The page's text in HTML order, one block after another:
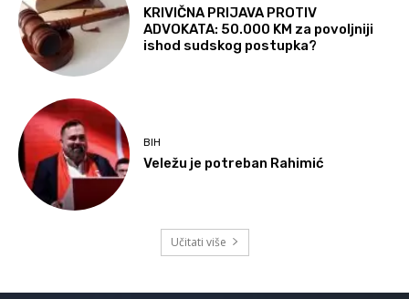
KRIVIČNA PRIJAVA PROTIV
ADVOKATA: 50.000 KM za povoljniji
ishod sudskog postupka?
BIH
Veležu je potreban Rahimić
Učitati više